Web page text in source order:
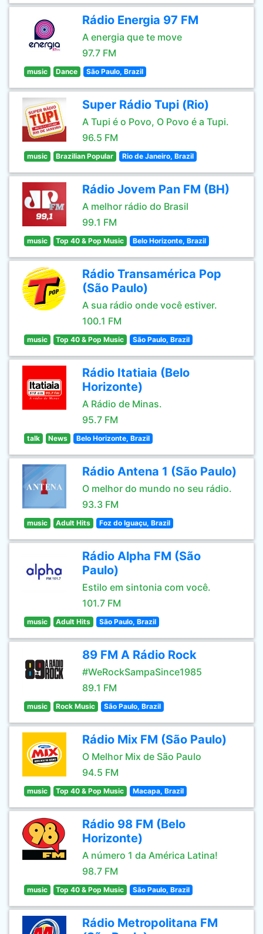
Rádio Energia 97 FM
A energia que te move
97.7 FM
music Dance São Paulo, Brazil
Super Rádio Tupi (Rio)
A Tupi é o Povo, O Povo é a Tupi.
96.5 FM
music Brazilian Popular Rio de Janeiro, Brazil
Rádio Jovem Pan FM (BH)
A melhor rádio do Brasil
99.1 FM
music Top 40 & Pop Music Belo Horizonte, Brazil
Rádio Transamérica Pop
(São Paulo)
A sua rádio onde você estiver.
100.1 FM
music Top 40 & Pop Music São Paulo, Brazil
Rádio Itatiaia (Belo
Horizonte)
A Rádio de Minas.
95.7 FM
talk News Belo Horizonte, Brazil
Rádio Antena 1 (São Paulo)
O melhor do mundo no seu rádio.
93.3 FM
music Adult Hits Foz do Iguaçu, Brazil
Rádio Alpha FM (São
Paulo)
Estilo em sintonia com você.
101.7 FM
music Adult Hits São Paulo, Brazil
89 FM A Rádio Rock
#WeRockSampaSince1985
89.1 FM
music Rock Music São Paulo, Brazil
Rádio Mix FM (São Paulo)
O Melhor Mix de São Paulo
94.5 FM
music Top 40 & Pop Music Macapa, Brazil
Rádio 98 FM (Belo
Horizonte)
A número 1 da América Latina!
98.7 FM
music Top 40 & Pop Music São Paulo, Brazil
Rádio Metropolitana FM